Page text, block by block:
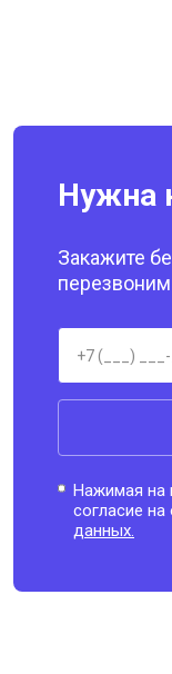
Нужна
Закажите
Нажимая на
согласие
данных.